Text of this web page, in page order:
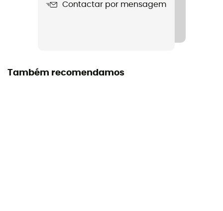
Contactar por mensagem
Também recomendamos